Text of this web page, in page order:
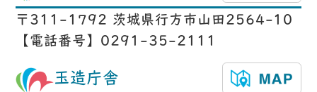
〒311-1792 茨城県行方市山田2564-10
【電話番号】0291-35-2111
玉造庁舎